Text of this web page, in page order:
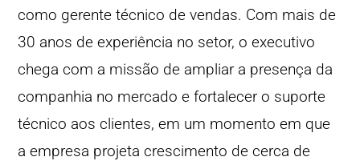
como gerente técnico de vendas. Com mais de
30 anos de experiência no setor, o executivo
chega com a missão de ampliar a presença da
companhia no mercado e fortalecer o suporte
técnico aos clientes, em um momento em que
a empresa projeta crescimento de cerca de